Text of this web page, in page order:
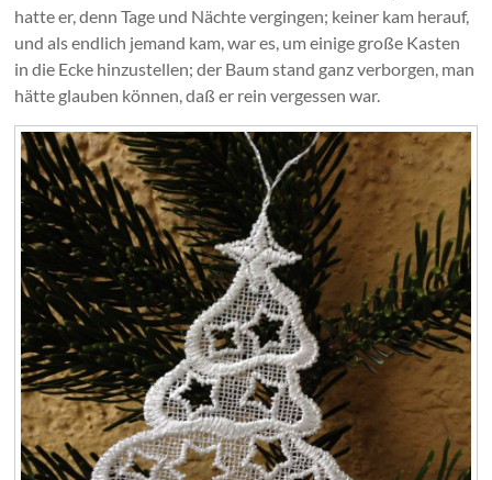
hatte er, denn Tage und Nächte vergingen; keiner kam herauf,
und als endlich jemand kam, war es, um einige große Kasten
in die Ecke hinzustellen; der Baum stand ganz verborgen, man
hätte glauben können, daß er rein vergessen war.